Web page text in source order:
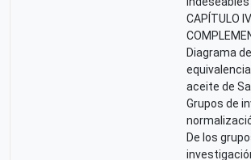
CAPÍTULO
Diagrama
aceite de
Grupos de
De los